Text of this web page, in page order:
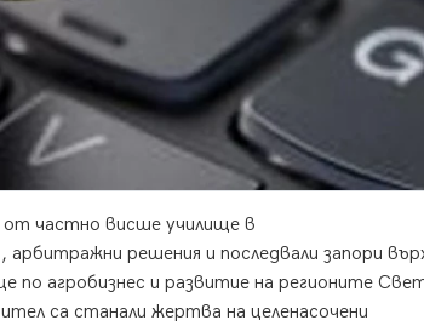
от частно висше училище в
решения и последвали запори
агробизнес и развитие на регионите
са станали жертва на целенасочени